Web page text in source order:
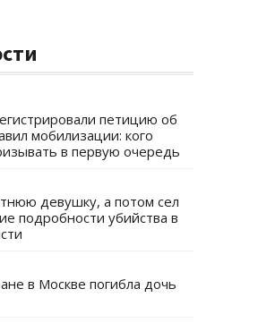
петицию об
мобилизации: кого
в первую очередь
девушку, а потом сел
подробности убийства в
в Москве погибла дочь